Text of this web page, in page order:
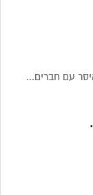
עם חברים...